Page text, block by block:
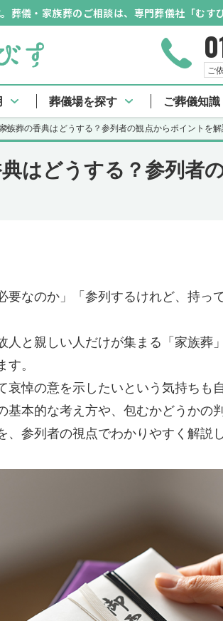
葬儀・家族葬のご相談は、専門葬儀社「むす
ご
葬儀場を探す ご葬儀知識
族葬の香典はどうする？参列者の観点からポイントを解
はどうする？参列者
要なのか」「参列するけれど、持っ
人と親しい人だけが集まる「家族葬
。
哀悼の意を示したいという気持ちも
基本的な考え方や、包むかどうかの
、参列者の視点でわかりやすく解説し